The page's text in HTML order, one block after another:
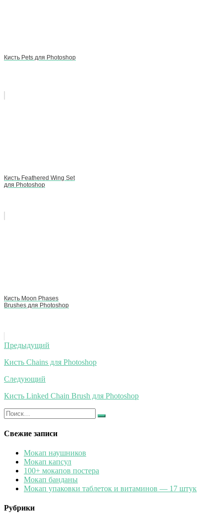
Кисть Pets для Photoshop
Кисть Feathered Wing Set
для Photoshop
Кисть Moon Phases
Brushes для Photoshop
Навигация
по
записям
Предыдущий
Кисть Chains для Photoshop
Следующий
Кисть Linked Chain Brush для Photoshop
Искать:
Найти
Свежие записи
Мокап наушников
Мокап капсул
100+ мокапов постера
Мокап банданы
Мокап упаковки таблеток и витаминов — 17 штук
Рубрики